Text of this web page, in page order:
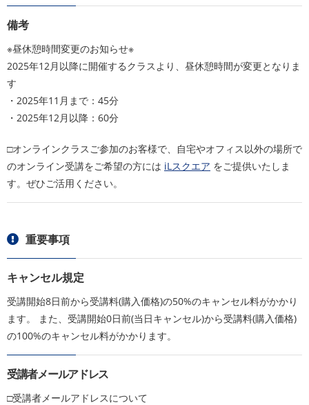
備考
※昼休憩時間変更のお知らせ※
2025年12月以降に開催するクラスより、昼休憩時間が変更となりま
す
・2025年11月まで：45分
・2025年12月以降：60分
□オンラインクラスご参加のお客様で、自宅やオフィス以外の場所で
のオンライン受講をご希望の方には iLスクエア をご提供いたしま
す。ぜひご活用ください。
重要事項
キャンセル規定
受講開始8日前から受講料(購入価格)の50%のキャンセル料がかかり
ます。 また、受講開始0日前(当日キャンセル)から受講料(購入価格)
の100%のキャンセル料がかかります。
受講者メールアドレス
□受講者メールアドレスについて